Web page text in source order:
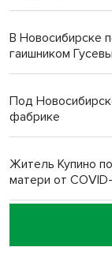
В Новосибирске
гаишником
Под
фабрике
Житель Купино
матери от
Новосибирский
пенсионерки на